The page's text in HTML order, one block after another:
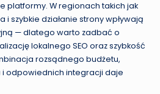
platformy. W regionach takich jak
i szybkie działanie strony wpływają
— dlatego warto zadbać o
lokalnego SEO oraz szybkość
rozsądnego budżetu,
odpowiednich integracji daje